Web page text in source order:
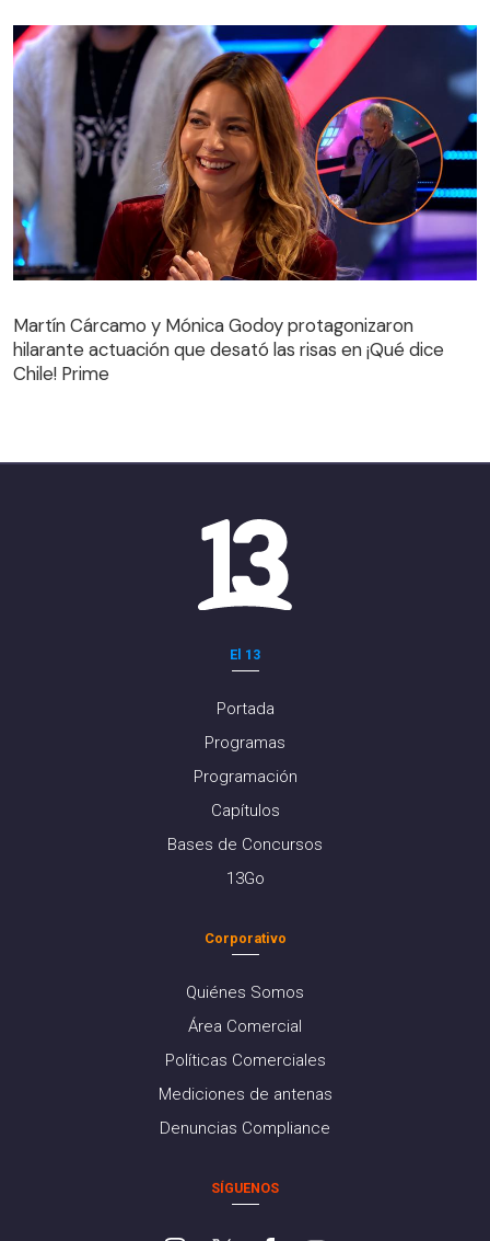
hilarante actuación que desató las risas en ¡Qué dice
Chile! Prime
Martín Cárcamo y Mónica Godoy protagonizaron
hilarante actuación que desató las risas en ¡Qué dice
Chile! Prime
El 13
Portada
Programas
Programación
Capítulos
Bases de Concursos
13Go
Corporativo
Quiénes Somos
Área Comercial
Políticas Comerciales
Mediciones de antenas
Denuncias Compliance
SÍGUENOS